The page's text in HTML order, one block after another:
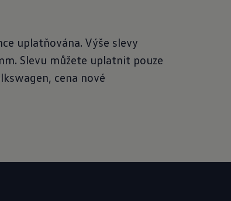
uplatňována. Výše slevy
Slevu můžete uplatnit pouze
cena nové